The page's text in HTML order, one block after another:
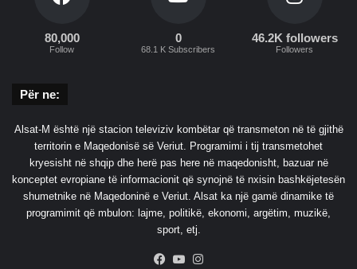
80,000
Follow
0
68.1 K Subscribers
46.2K followers
Followers
Për ne:
Alsat-M është një stacion televiziv kombëtar që transmeton në të gjithë
territorin e Maqedonisë së Veriut. Programimi i tij transmetohet
kryesisht në shqip dhe herë pas here në maqedonisht, bazuar në
konceptet evropiane të informacionit që synojnë të nxisin bashkëjetesën
shumetnike në Maqedoninë e Veriut. Alsat ka një gamë dinamike të
programimit që mbulon: lajme, politikë, ekonomi, argëtim, muzikë,
sport, etj.
Facebook
YouTube